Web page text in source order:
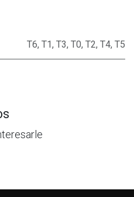
T6, T1, T3, T0, T2, T4, T5